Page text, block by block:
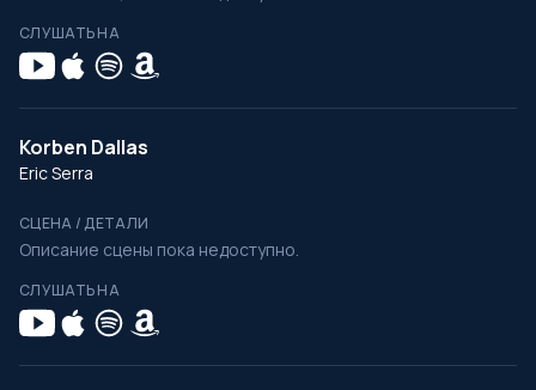
СЛУШАТЬ НА
Korben Dallas
Eric Serra
СЦЕНА / ДЕТАЛИ
Описание сцены пока недоступно.
СЛУШАТЬ НА